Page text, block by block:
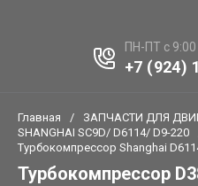
ПН-ПТ с
+7 (924)
Главная / ЗАПЧАСТИ ДЛЯ
SHANGHAI SC9D/ D6114/ D9-220
Турбокомпрессор Shanghai
Турбокомпрессор